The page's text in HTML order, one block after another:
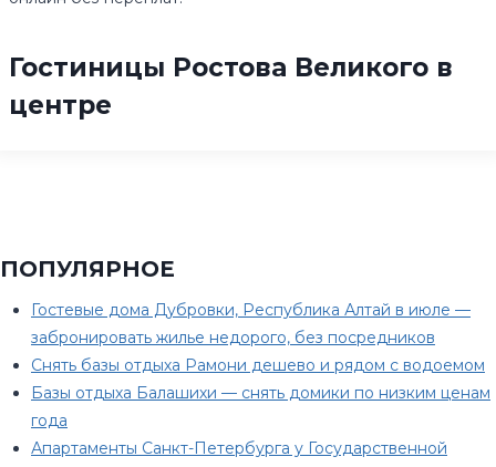
Гостиницы Ростова Великого в
центре
ПОПУЛЯРНОЕ
Гостевые дома Дубровки, Республика Алтай в июле —
забронировать жилье недорого, без посредников
Снять базы отдыха Рамони дешево и рядом с водоемом
Базы отдыха Балашихи — снять домики по низким ценам
года
Апартаменты Санкт-Петербурга у Государственной